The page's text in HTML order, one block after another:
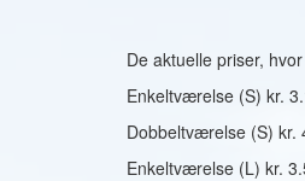
De aktuelle priser,
Enkeltværelse (S) kr.
Dobbeltværelse (S) kr.
Enkeltværelse (L) kr.